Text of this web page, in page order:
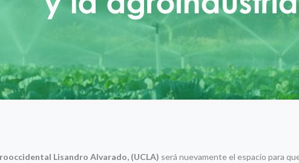
Lisandro Alvarado, (UCLA) será nuevamente el espacio para